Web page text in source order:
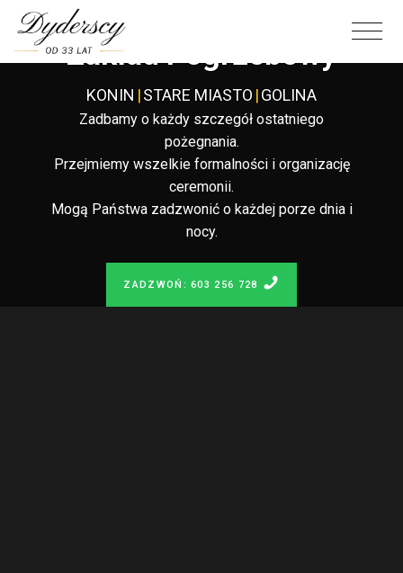
Całodobowy
Zakład Pogrzebowy
KONIN |STARE MIASTO |GOLINA
Zadbamy o każdy szczegół ostatniego
pożegnania.
Przejmiemy wszelkie formalności i organizację
ceremonii.
Mogą Państwa zadzwonić o każdej porze dnia i
nocy.
ZADZWOŃ: 603 256 728